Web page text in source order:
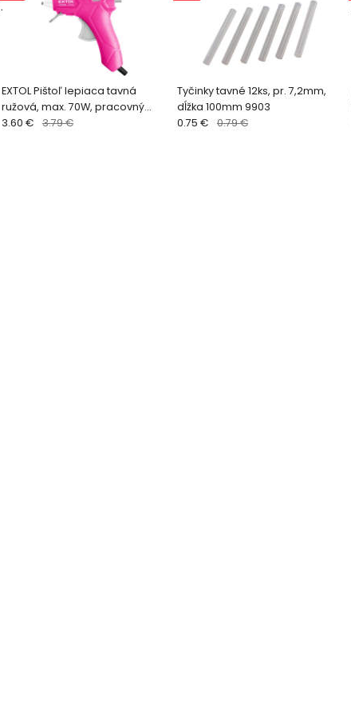
EXTOL Pištoľ lepiaca tavná
ružová, max. 70W, pracovný
25W, tavné tyčinky pr.7,2mm
.
3.60 € 3.79 €
Tyčinky tavné 12ks, pr. 7,2mm,
dĺžka 100mm 9903
0.75 € 0.79 €